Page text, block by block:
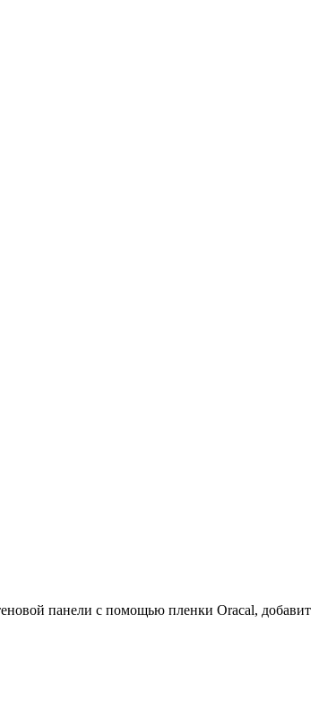
панели с помощью пленки Oracal, добавит